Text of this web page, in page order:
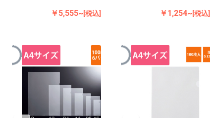
￥5,555~[税込] ￥1,254~[税込]